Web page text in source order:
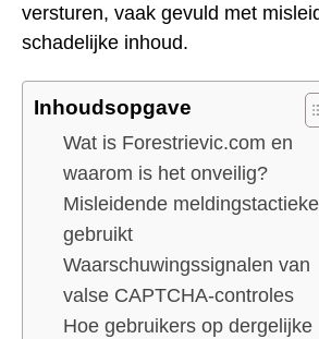
versturen, vaak gevuld met
schadelijke inhoud.
Inhoudsopgave
Wat is Forestrievic.com en
waarom is het onveilig?
Misleidende
gebruikt
Waarschuwingssignalen van
valse CAPTCHA-controles
Hoe gebruikers op dergelijke